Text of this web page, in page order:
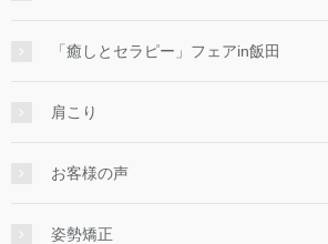
「癒しとセラピー」フェアin飯田
肩こり
お客様の声
姿勢矯正